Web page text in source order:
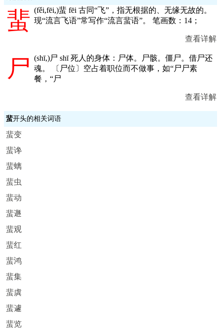
蜚 (fěi,fēi,)蜚 fēi 古同“飞”，指无根据的、无缘无故的。
现“流言飞语”常写作“流言蜚语”。 笔画数：14；
查看详解
尸 (shī,)尸 shī 死人的身体：尸体。尸骸。僵尸。借尸还
魂。 〔尸位〕空占着职位而不做事，如“尸尸素
餐，“尸
查看详解
蜚开头的相关词语
蜚变
蜚谗
蜚螭
蜚虫
蜚动
蜚遯
蜚观
蜚红
蜚鸿
蜚集
蜚虡
蜚遽
蜚览